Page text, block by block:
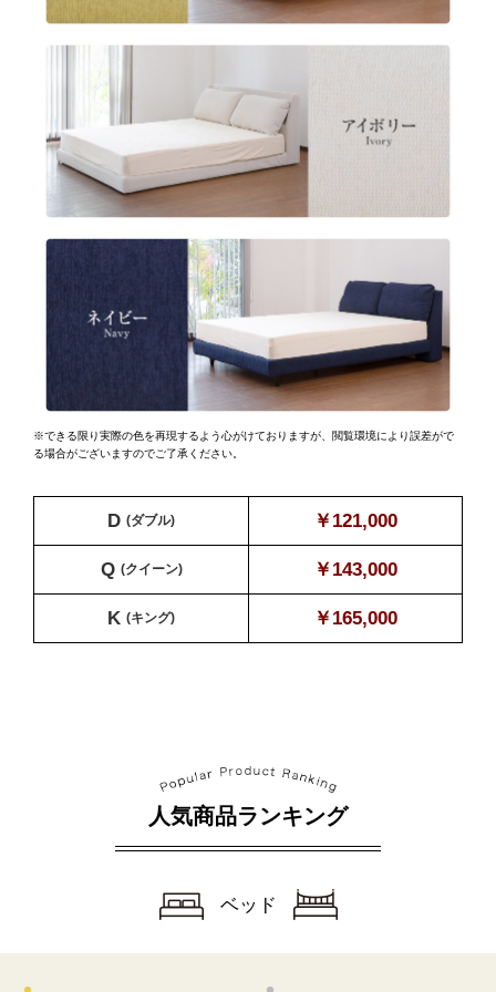
※できる限り実際の色を再現するよう心がけておりますが、 閲覧環境により誤差がで
る場合がございますのでご了承ください。
D (ダブル) ￥121,000
Q (クイーン) ￥143,000
K (キング) ￥165,000
人気商品ランキング
ベッド